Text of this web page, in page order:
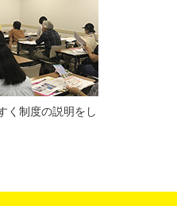
く制度の説明をし